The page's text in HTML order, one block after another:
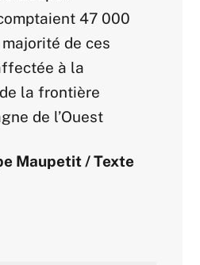
47 000
de ces
à la
la frontière
de l’Ouest
Maupetit / Texte